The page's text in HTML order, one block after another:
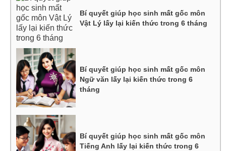
Bí quyết giúp học sinh mất gốc môn
Vật Lý lấy lại kiến thức trong 6 tháng
Bí quyết giúp học sinh mất gốc môn
Ngữ văn lấy lại kiến thức trong 6
tháng
Bí quyết giúp học sinh mất gốc môn
Tiếng Anh lấy lại kiến thức trong 6